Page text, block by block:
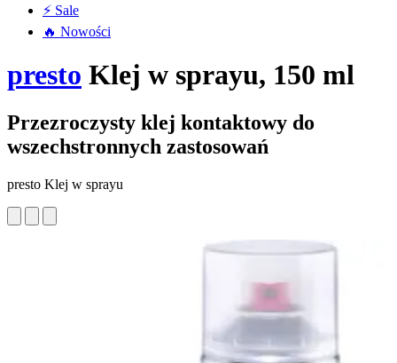
⚡ Sale
🔥 Nowości
presto Klej w sprayu, 150 ml
Przezroczysty klej kontaktowy do
wszechstronnych zastosowań
presto Klej w sprayu